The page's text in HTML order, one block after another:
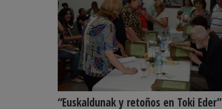
“Euskaldunak y retoños en Toki Eder”